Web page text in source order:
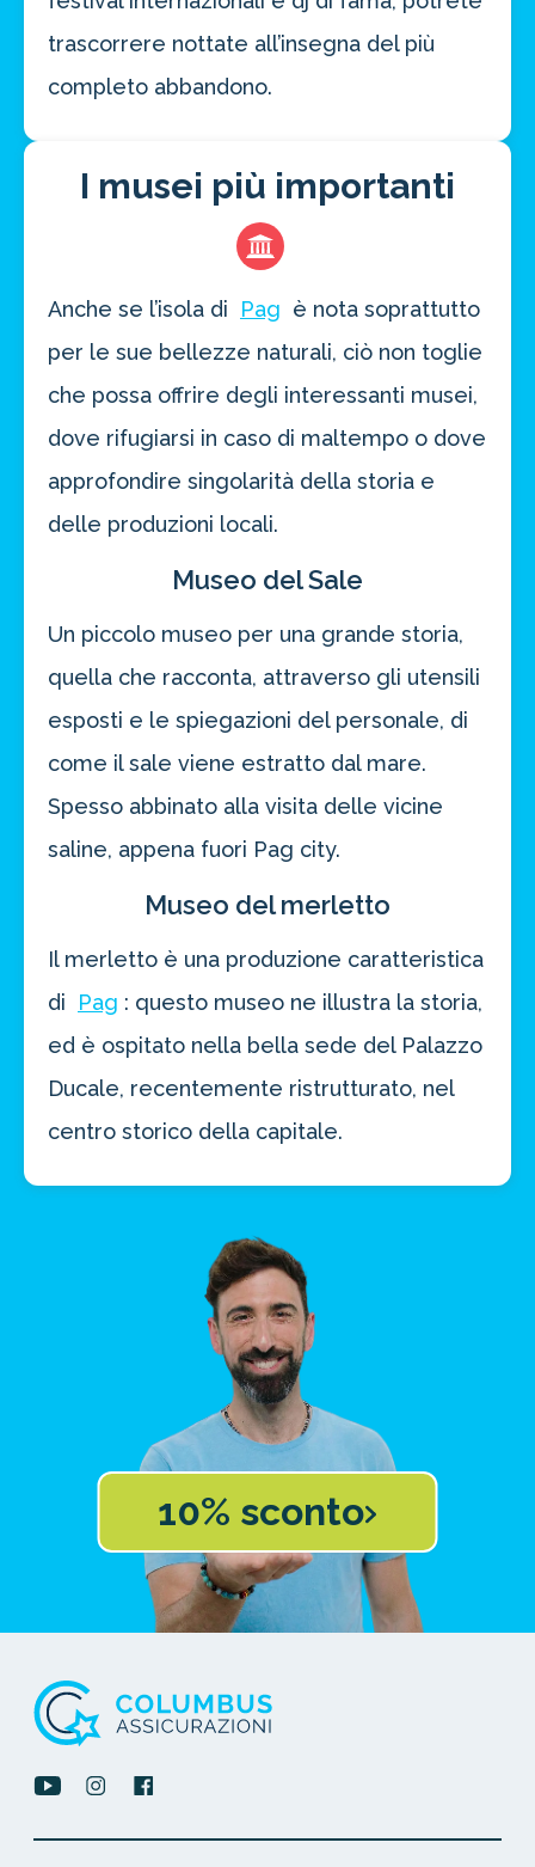
trascorrere nottate all’insegna del più
completo abbandono.
I musei più importanti
Anche se l’isola di Pag è nota soprattutto
per le sue bellezze naturali, ciò non toglie
che possa offrire degli interessanti musei,
dove rifugiarsi in caso di maltempo o dove
approfondire singolarità della storia e
delle produzioni locali.
Museo del Sale
Un piccolo museo per una grande storia,
quella che racconta, attraverso gli utensili
esposti e le spiegazioni del personale, di
come il sale viene estratto dal mare.
Spesso abbinato alla visita delle vicine
saline, appena fuori Pag city.
Museo del merletto
Il merletto è una produzione caratteristica
di
Pag : questo museo ne illustra la storia,
ed è ospitato nella bella sede del Palazzo
Ducale, recentemente ristrutturato, nel
centro storico della capitale.
10% sconto